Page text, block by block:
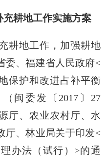
耕地工作实施方案
地工作，加强耕地
委、福建省人民政府<
保护和改进占补平衡
闽委发〔2017〕27
厅、农业农村厅、水
厅、林业局关于印发<
办法（试行）>的通